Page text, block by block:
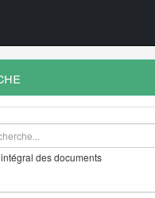
des documents